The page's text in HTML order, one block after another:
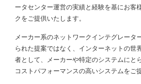
ータセンター運営の実績と経験を基にお客
クをご提供いたします。
メーカー系のネットワークインテグレータ
られた提案ではなく、インターネットの世
者として、メーカーや特定のシステムにと
コストパフォーマンスの高いシステムをご